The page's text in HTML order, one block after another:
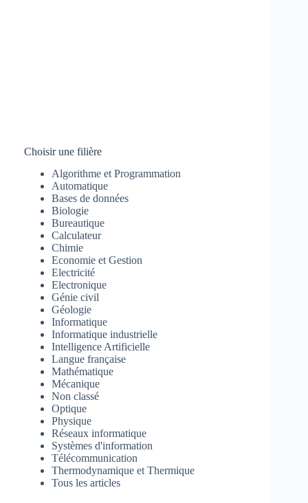
Choisir une filière
Algorithme et Programmation
Automatique
Bases de données
Biologie
Bureautique
Calculateur
Chimie
Economie et Gestion
Electricité
Electronique
Génie civil
Géologie
Informatique
Informatique industrielle
Intelligence Artificielle
Langue française
Mathématique
Mécanique
Non classé
Optique
Physique
Réseaux informatique
Systèmes d'information
Télécommunication
Thermodynamique et Thermique
Tous les articles